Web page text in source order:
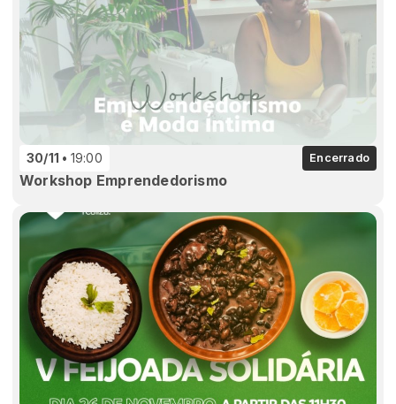
30/11 19:00 Encerrado
Workshop Emprendedorismo